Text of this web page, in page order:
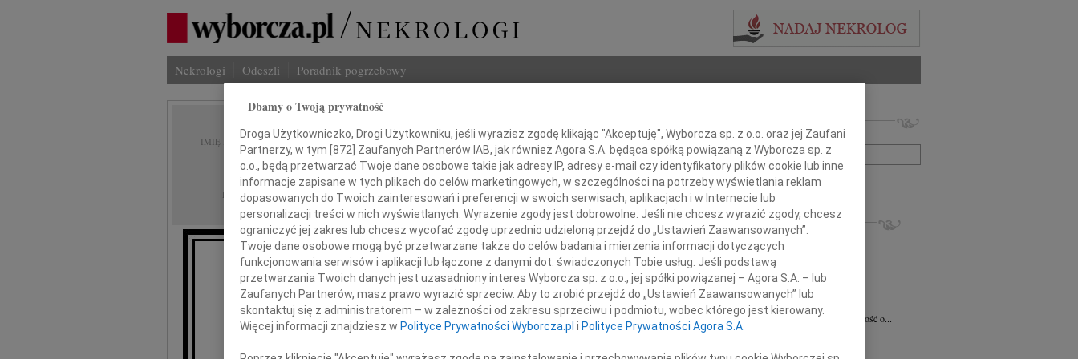
Nekrologi Odeszli Poradnik pogrzebowy
IMIĘ I NAZWISKO:
REGION: Radom
DATA EMISJI: 01.10.2013
Panu
Zbigniewowi Rybce
Imię i nazwisko lub numer ogłoszenia:
+ szukanie zaawansowane
INNE NEKROLOGI
06.08.2026Radom
Annie Ciskowskiej wyrazy najgłębszego...
Zdzisław Maszkiewicz
Z ogromnym smutkiem i żalem przyjąłem...
Danuta Grabowska
07.07.2026
Z ogromnym smutkiem przyjęliśmy wiadomość o...
26.05.2026
Panu Dariuszowi Piątkowi Dyrektorowi...
Dbamy o Twoją prywatność
Droga Użytkowniczko, Drogi Użytkowniku, jeśli wyrazisz zgodę klikając "Akceptuję", Wyborcza sp. z o.o. oraz jej Zaufani
Partnerzy, w tym [ 872 ] Zaufanych Partnerów IAB, jak również Agora S.A. będąca spółką powiązaną z Wyborcza sp. z
o.o., będą przetwarzać Twoje dane osobowe takie jak adresy IP, adresy e-mail czy identyfikatory plików cookie lub inne
informacje zapisane w tych plikach do celów marketingowych, w szczególności na potrzeby wyświetlania reklam
dopasowanych do Twoich zainteresowań i preferencji w swoich serwisach, aplikacjach i w Internecie lub
personalizacji treści w nich wyświetlanych. Wyrażenie zgody jest dobrowolne. Jeśli nie chcesz wyrazić zgody, chcesz
ograniczyć jej zakres lub chcesz wycofać zgodę uprzednio udzieloną przejdź do „Ustawień Zaawansowanych”.
Twoje dane osobowe mogą być przetwarzane także do celów badania i mierzenia informacji dotyczących
funkcjonowania serwisów i aplikacji lub łączone z danymi dot. świadczonych Tobie usług. Jeśli podstawą
przetwarzania Twoich danych jest uzasadniony interes Wyborcza sp. z o.o., jej spółki powiązanej – Agora S.A. – lub
Zaufanych Partnerów, masz prawo wyrazić sprzeciw. Aby to zrobić przejdź do „Ustawień Zaawansowanych” lub
skontaktuj się z administratorem – w zależności od zakresu sprzeciwu i podmiotu, wobec którego jest kierowany.
Więcej informacji znajdziesz w Polityce Prywatności Wyborcza.pl i Polityce Prywatności Agora S.A.